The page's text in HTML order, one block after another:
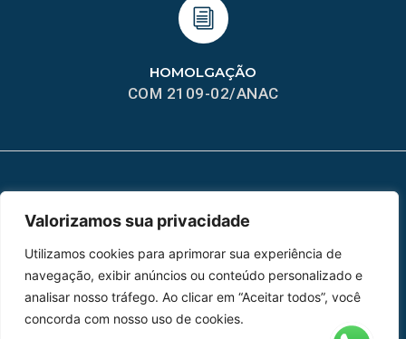
Valorizamos sua privacidade
Utilizamos cookies para aprimorar sua experiência de
navegação, exibir anúncios ou conteúdo personalizado e
analisar nosso tráfego. Ao clicar em “Aceitar todos”, você
concorda com nosso uso de cookies.
HOMOLGAÇÃO
COM 2109-02/ANAC
Peças
Catálogo de Aplicações